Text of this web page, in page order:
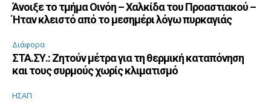
Άνοιξε το τμήμα Οινόη – Χαλκίδα του Προαστιακού –
Ήταν κλειστό από το μεσημέρι λόγω πυρκαγιάς
Διάφορα
ΣΤΑ.ΣΥ.: Ζητούν μέτρα για τη θερμική καταπόνηση
και τους συρμούς χωρίς κλιματισμό
ΗΣΑΠ